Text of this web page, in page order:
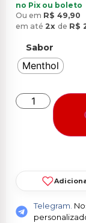
no Pix ou boleto
Ou em R$ 49,90
em até 2x de R$
Sabor
Menthol
Telegram.